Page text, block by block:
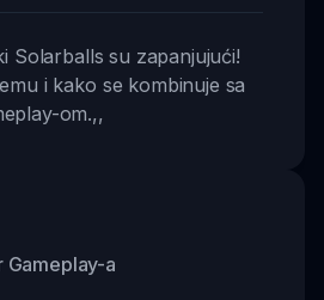
Solarballs su zapanjujući!
i kako se kombinuje sa
om.,,
Gameplay-a